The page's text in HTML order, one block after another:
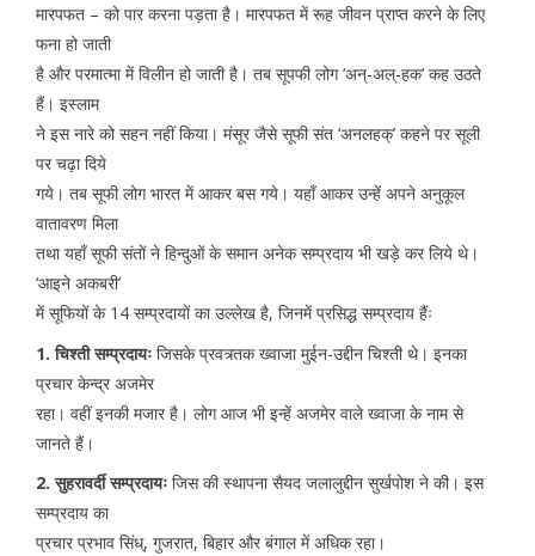
मारपफत – को पार करना पड़ता है। मारपफत में रूह जीवन प्राप्त करने के लिए
फना हो जाती
है और परमात्मा में विलीन हो जाती है। तब सूपफी लोग ‘अन्-अल्-हक’ कह उठते
हैं। इस्लाम
ने इस नारे को सहन नहीं किया। मंसूर जैसे सूफी संत ‘अनलहक्’ कहने पर सूली
पर चढ़ा दिये
गये। तब सूफी लोग भारत में आकर बस गये। यहाँ आकर उन्हें अपने अनुकूल
वातावरण मिला
तथा यहाँ सूफी संतों ने हिन्दुओं के समान अनेक सम्प्रदाय भी खड़े कर लिये थे।
‘आइने अकबरी’
में सूफियों के 14 सम्प्रदायों का उल्लेख है, जिनमें प्रसिद्ध सम्प्रदाय हैंः
1. चिश्ती सम्प्रदायः जिसके प्रवत्र्तक ख्वाजा मुईन-उद्दीन चिश्ती थे। इनका
प्रचार केन्द्र अजमेर
रहा। वहीं इनकी मजार है। लोग आज भी इन्हें अजमेर वाले ख्वाजा के नाम से
जानते हैं।
2. सुहरावर्दी सम्प्रदायः जिस की स्थापना सैयद जलालुद्दीन सुर्खपोश ने की। इस
सम्प्रदाय का
प्रचार प्रभाव सिंध्, गुजरात, बिहार और बंगाल में अधिक रहा।